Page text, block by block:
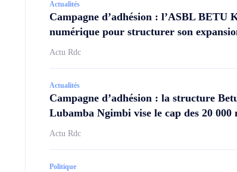
Actualités
Campagne d’adhésion : l’ASBL BETU
numérique pour structurer son
Actu Rdc
Actualités
Campagne d’adhésion : la structure
Lubamba Ngimbi vise le cap des 20 000
Actu Rdc
Politique